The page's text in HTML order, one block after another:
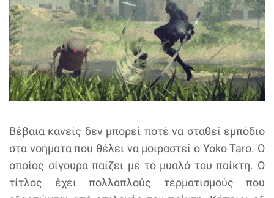
Βέβαια κανείς δεν μπορεί ποτέ να σταθεί εμπόδιο
στα νοήματα που θέλει να μοιραστεί ο Yoko Taro. Ο
οποίος σίγουρα παίζει με το μυαλό του παίκτη. Ο
τίτλος έχει πολλαπλούς τερματισμούς που